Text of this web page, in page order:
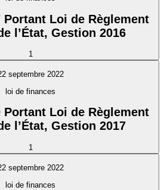
Portant Loi de Règlement
l’État, Gestion 2016
1
septembre 2022
loi de finances
Portant Loi de Règlement
l’État, Gestion 2017
1
septembre 2022
loi de finances